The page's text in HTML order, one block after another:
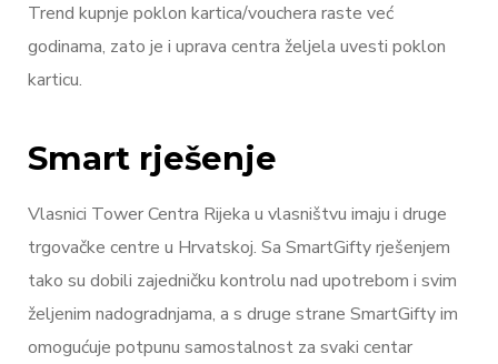
Trend kupnje poklon kartica/vouchera raste već
godinama, zato je i uprava centra željela uvesti poklon
karticu.
Smart rješenje
Vlasnici Tower Centra Rijeka u vlasništvu imaju i druge
trgovačke centre u Hrvatskoj. Sa SmartGifty rješenjem
tako su dobili zajedničku kontrolu nad upotrebom i svim
željenim nadogradnjama, a s druge strane SmartGifty im
omogućuje potpunu samostalnost za svaki centar